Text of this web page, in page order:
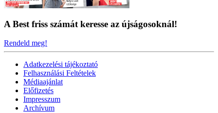
A Best friss számát keresse az újságosoknál!
Rendeld meg!
Adatkezelési tájékoztató
Felhasználási Feltételek
Médiaajánlat
Előfizetés
Impresszum
Archívum